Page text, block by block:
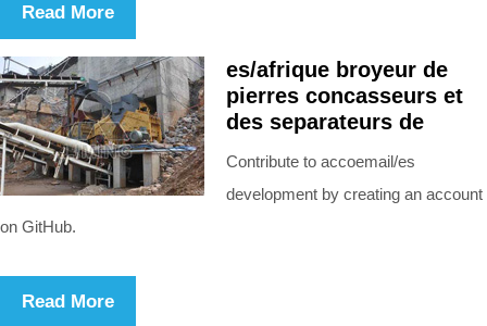
Read More
es/afrique broyeur de
pierres concasseurs et
des separateurs de
Contribute to accoemail/es
development by creating an account
on GitHub.
Read More